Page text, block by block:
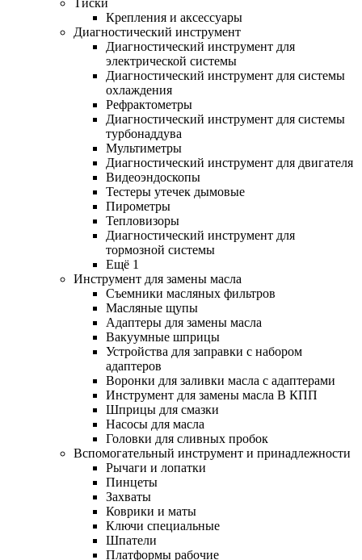
Тиски
Крепления и аксессуары
Диагностический инструмент
Диагностический инструмент для
электрической системы
Диагностический инструмент для системы
охлаждения
Рефрактометры
Диагностический инструмент для системы
турбонаддува
Мультиметры
Диагностический инструмент для двигателя
Видеоэндоскопы
Тестеры утечек дымовые
Пирометры
Тепловизоры
Диагностический инструмент для
тормозной системы
Ещё 1
Инструмент для замены масла
Съемники масляных фильтров
Масляные щупы
Адаптеры для замены масла
Вакуумные шприцы
Устройства для заправки с набором
адаптеров
Воронки для заливки масла с адаптерами
Инструмент для замены масла В КПП
Шприцы для смазки
Насосы для масла
Головки для сливных пробок
Вспомогательный инструмент и принадлежности
Рычаги и лопатки
Пинцеты
Захваты
Коврики и маты
Ключи специальные
Шпатели
Платформы рабочие